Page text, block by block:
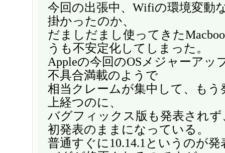
今回の出張中、Wifiの環境変動
掛かったのか、
だましだまし使ってきた
うも不安定化してしまった。
Appleの今回のOSメジャーアッ
不具合満載のようで
相当クレームが集中して、もう
上経つのに、
バグフィックス版も発表されず
初発表のままになっている。
普通すぐに10.14.1というのが